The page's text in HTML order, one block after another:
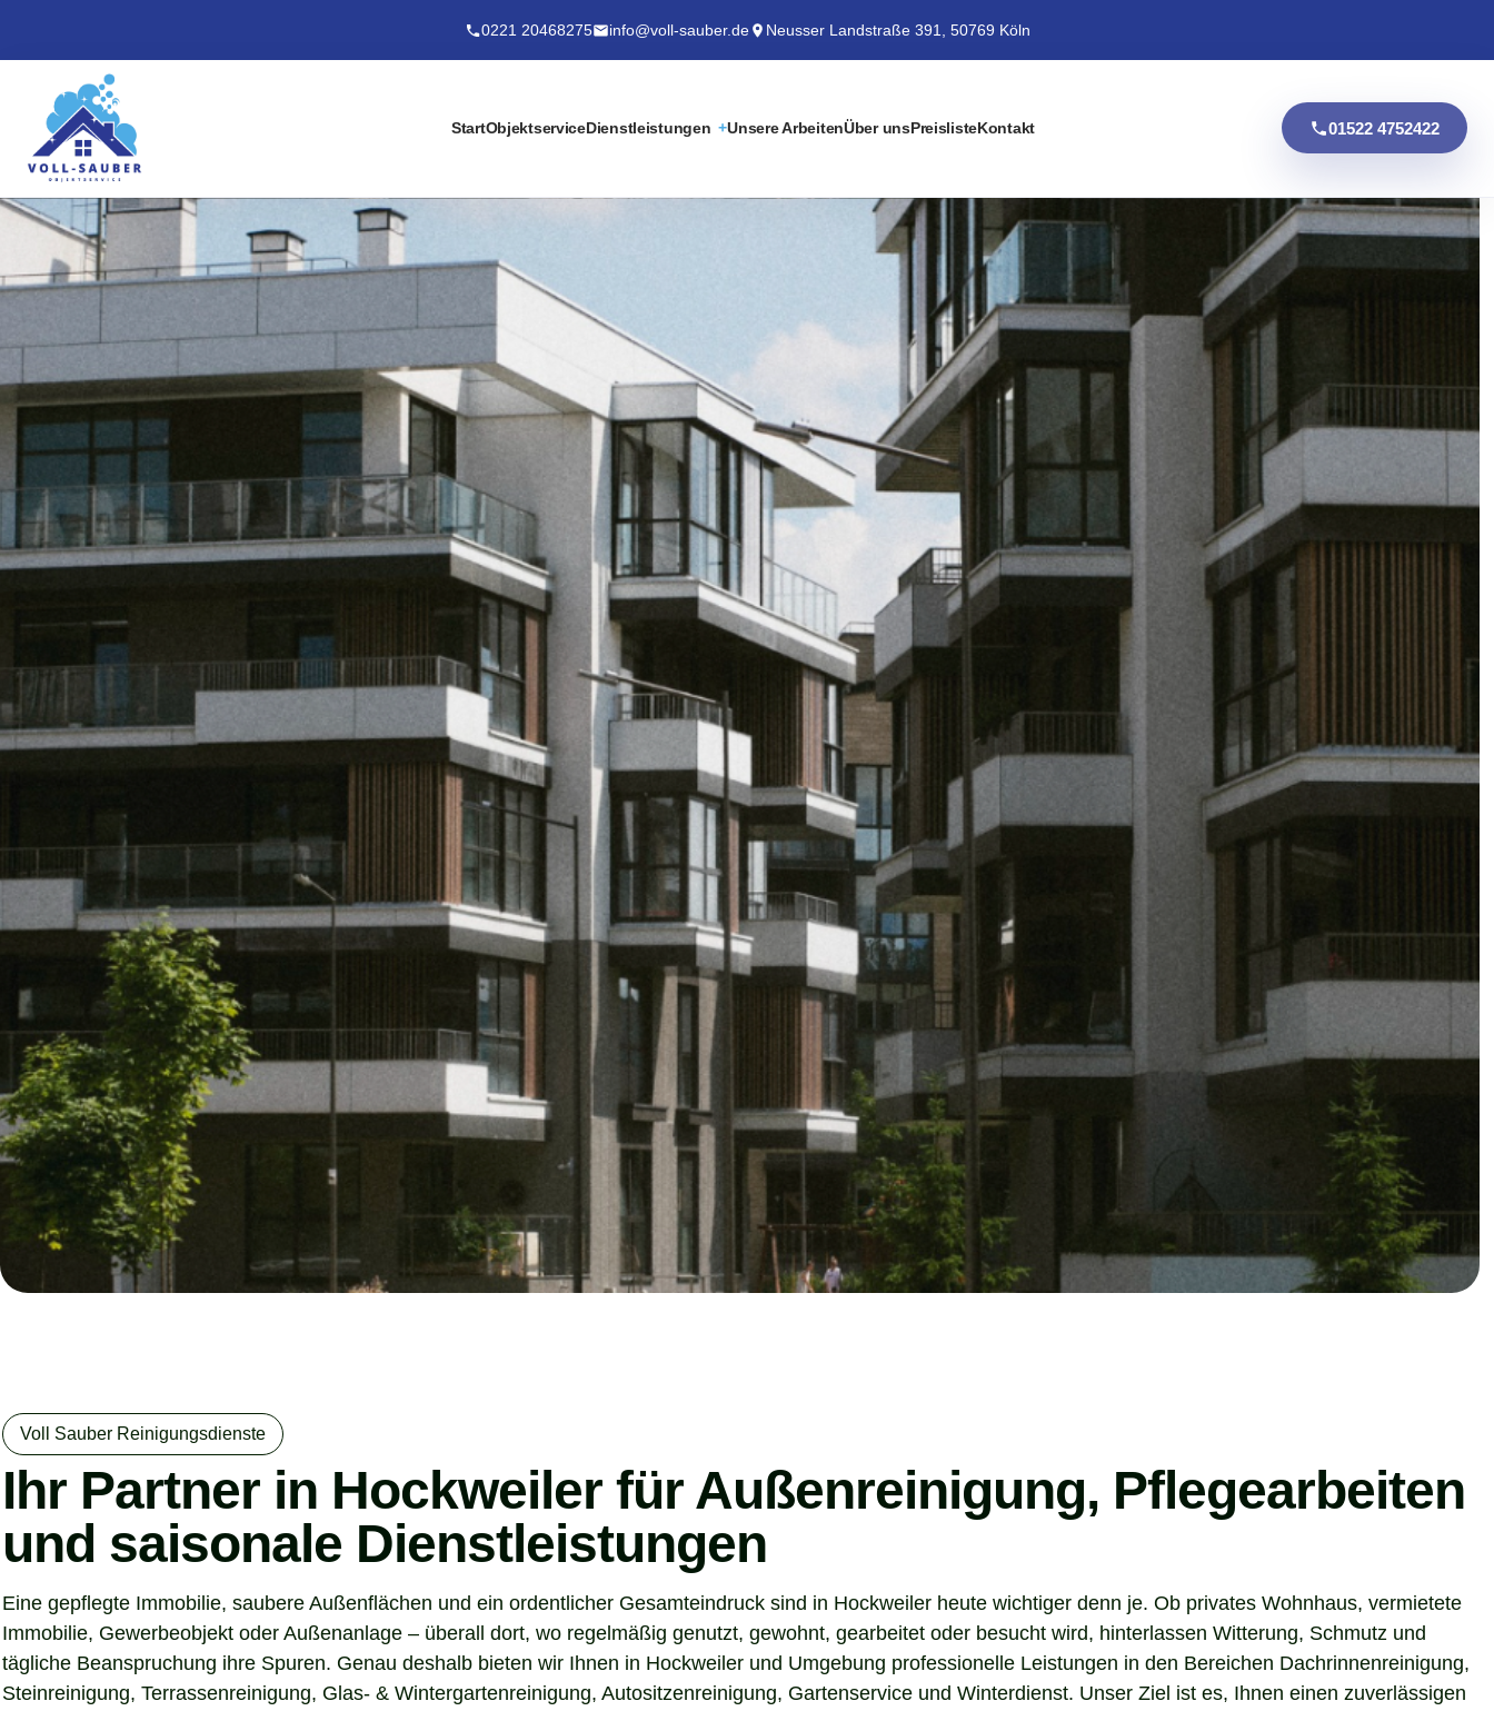
0221 20468275 info@voll-sauber.de Neusser Landstraße 391, 50769 Köln
StartObjektserviceDienstleistungen Unsere ArbeitenÜber unsPreislisteKontakt 01522 4752422
Voll Sauber Reinigungsdienste
Ihr Partner in Hockweiler für Außenreinigung, Pflegearbeiten
und saisonale Dienstleistungen
Eine gepflegte Immobilie, saubere Außenflächen und ein ordentlicher Gesamteindruck sind in Hockweiler heute wichtiger denn je. Ob privates Wohnhaus, vermietete
Immobilie, Gewerbeobjekt oder Außenanlage – überall dort, wo regelmäßig genutzt, gewohnt, gearbeitet oder besucht wird, hinterlassen Witterung, Schmutz und
tägliche Beanspruchung ihre Spuren. Genau deshalb bieten wir Ihnen in Hockweiler und Umgebung professionelle Leistungen in den Bereichen Dachrinnenreinigung,
Steinreinigung, Terrassenreinigung, Glas- & Wintergartenreinigung, Autositzenreinigung, Gartenservice und Winterdienst. Unser Ziel ist es, Ihnen einen zuverlässigen